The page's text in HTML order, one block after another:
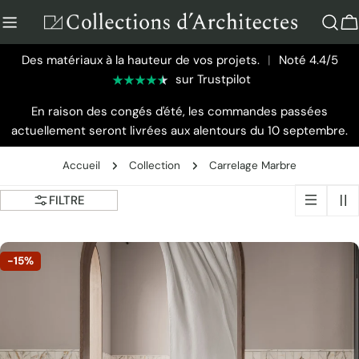
au
contenu
Des matériaux à la hauteur de vos projets. | Noté 4.4/5
sur Trustpilot
En raison des congés d'été, les commandes passées
actuellement seront livrées aux alentours du 10 septembre.
Accueil Collection Carrelage Marbre
FILTRE
-15%